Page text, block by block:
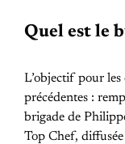
Quel est le
L’objectif pour les
précédentes :
brigade de
Top Chef,